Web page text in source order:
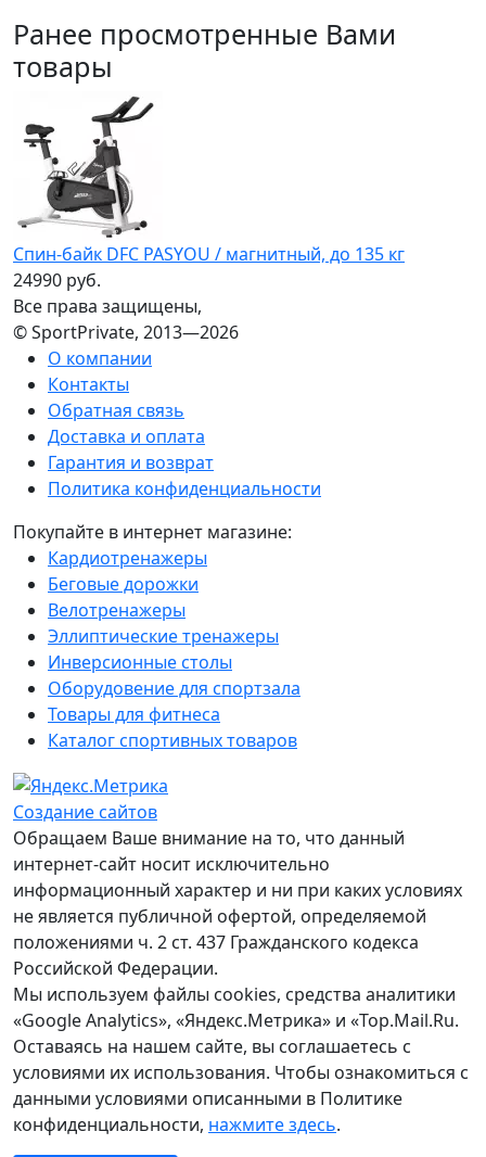
Ранее просмотренные Вами
товары
Спин-байк DFC PASYOU / магнитный, до 135 кг
24990 руб.
Все права защищены,
© SportPrivate, 2013—2026
О компании
Контакты
Обратная связь
Доставка и оплата
Гарантия и возврат
Политика конфиденциальности
Покупайте в интернет магазине:
Кардиотренажеры
Беговые дорожки
Велотренажеры
Эллиптические тренажеры
Инверсионные столы
Оборудовение для спортзала
Товары для фитнеса
Каталог спортивных товаров
Создание сайтов
Обращаем Ваше внимание на то, что данный
интернет-сайт носит исключительно
информационный характер и ни при каких условиях
не является публичной офертой, определяемой
положениями ч. 2 ст. 437 Гражданского кодекса
Российской Федерации.
Мы используем файлы cookies, средства аналитики
«Google Analytics», «Яндекс.Метрика» и «Top.Mail.Ru.
Оставаясь на нашем сайте, вы соглашаетесь с
условиями их использования. Чтобы ознакомиться с
данными условиями описанными в Политике
конфиденциальности, нажмите здесь.